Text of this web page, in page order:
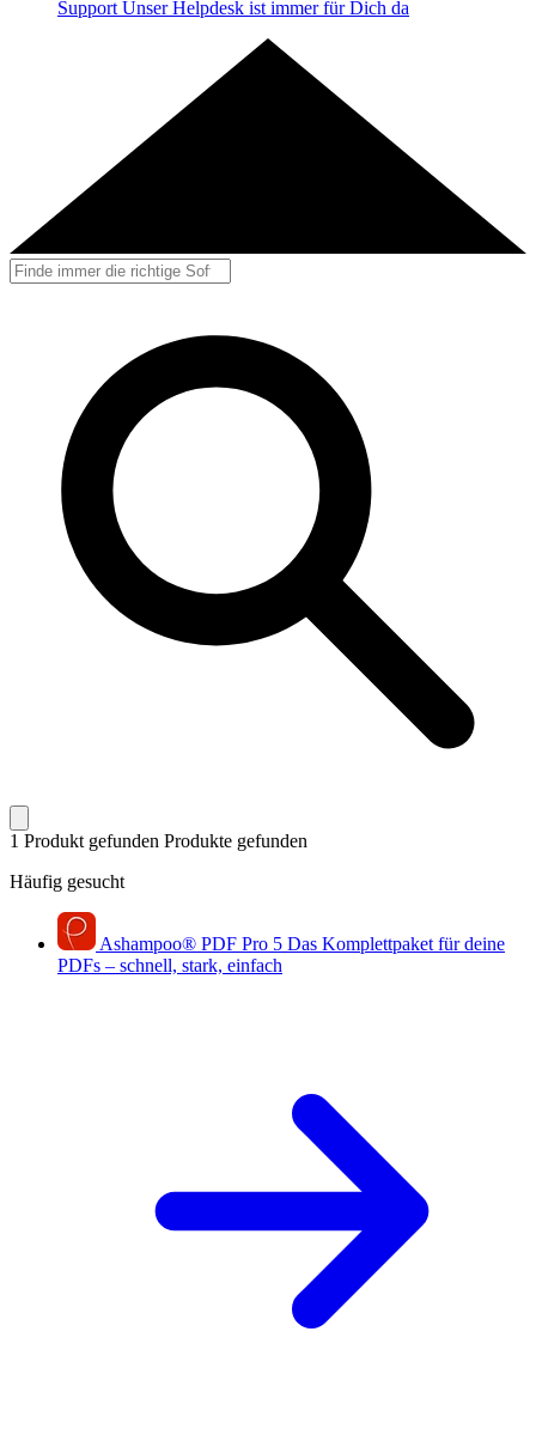
Support Unser Helpdesk ist immer für Dich da
1 Produkt gefunden Produkte gefunden
Häufig gesucht
Ashampoo® PDF Pro 5 Das Komplettpaket für deine
PDFs – schnell, stark, einfach